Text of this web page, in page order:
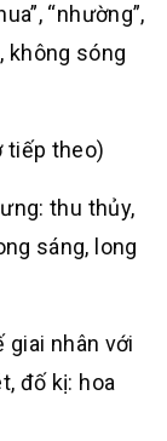
“nhường”,
không sóng
tiếp theo)
thu thủy,
sáng, long
giai nhân với
đố kị: hoa